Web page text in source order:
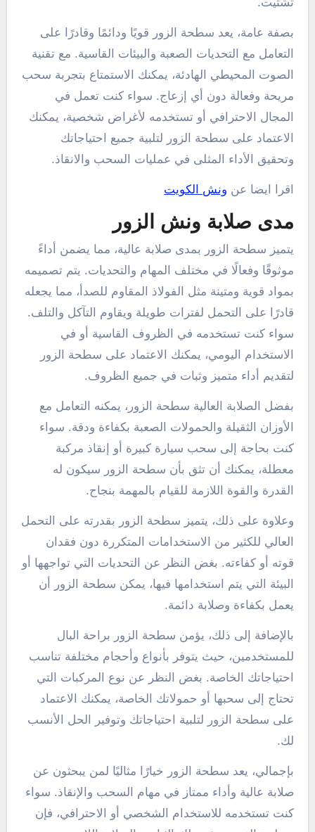
بصفة عامة، يعد سطحة الزور قويًا ودائمًا وقادرًا على
التعامل مع التحديات الصعبة والبيئات القاسية. مع تقنية
الصوت المحيطي الهادئة، يمكنك الاستمتاع بتجربة سحب
مريحة وفعالة دون أي إزعاج. سواء كنت تعمل في
المجال الاحترافي أو تستخدمه لأغراض شخصية، يمكنك
الاعتماد على سطحة الزور لتلبية جميع احتياجاتك
وتحقيق الأداء المثلى في عمليات السحب والانقاذ.
اقرا ايضا عن ونش الكويت
مدى صلابة ونش الزور
يتميز سطحة الزور بمدى صلابة عالية، مما يضمن أداءً
موثوقًا وفعالًا في مختلف المهام والتحديات. يتم تصميمه
بمواد قوية ومتينة مثل الفولاذ المقاوم للصدأ، مما يجعله
قادرًا على التحمل لفترات طويلة ويقاوم التآكل والتلف.
سواء كنت تستخدمه في الظروف القاسية أو في
الاستخدام اليومي، يمكنك الاعتماد على سطحة الزور
لتقديم أداء متميز وثبات في جميع الظروف.
بفضل الصلابة العالية سطحة الزور، يمكنه التعامل مع
الأوزان الثقيلة والحمولات الصعبة بكفاءة ودقة. سواء
كنت بحاجة إلى سحب سيارة كبيرة أو إنقاذ مركبة
معطلة، يمكنك أن تثق بأن سطحة الزور سيكون له
القدرة والقوة اللازمة للقيام بالمهمة بنجاح.
وعلاوة على ذلك، يتميز سطحة الزور بقدرته على التحمل
العالي للكثير من الاستخدامات المتكررة دون فقدان
قوته أو كفاءته. بغض النظر عن التحديات التي تواجهها أو
البيئة التي يتم استخدامها فيها، يمكن سطحة الزور أن
يعمل بكفاءة وصلابة دائمة.
بالإضافة إلى ذلك، يؤمن سطحة الزور براحة البال
للمستخدمين، حيث يتوفر بأنواع وأحجام مختلفة تناسب
احتياجاتك الخاصة. بغض النظر عن نوع المركبات التي
تحتاج إلى سحبها أو حمولاتك الخاصة، يمكنك الاعتماد
على سطحة الزور لتلبية احتياجاتك وتوفير الحل الأنسب
لك.
بإجمالي، يعد سطحة الزور خيارًا مثاليًا لمن يبحثون عن
صلابة عالية وأداء ممتاز في مهام السحب والإنقاذ. سواء
كنت تستخدمه للاستخدام الشخصي أو الاحترافي، فإن